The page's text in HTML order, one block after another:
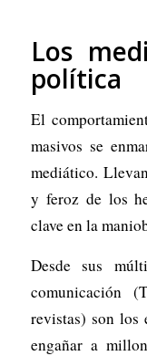
Los
política
El
masivos se
mediático.
y feroz de los
clave en la
Desde sus
comunicación
revistas) son los
engañar a